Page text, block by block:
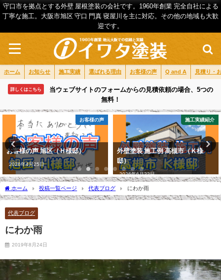
守口市を拠点とする外壁 屋根塗装の会社です。1960年創業 完全自社による
丁寧な施工。大阪市旭区 守口 門真 寝屋川を主に対応。その他の地域も大歓
迎です。
ホーム お知らせ 施工実績 選ばれる理由 お客様の声 Q and A 見積り・
詳しくはこちら
当ウェブサイトのフォームからの見積依頼の場合、5つの
無料！
お客様の声
お客様の声 旭区（Ｈ様邸）
2026年4月25日
施工実績紹介
外壁塗装 施工例 高槻市（Ｋ様
邸）
2026年6月22日
ホーム 投稿一覧ページ 代表ブログ にわか雨
代表ブログ
にわか雨
2019年8月24日